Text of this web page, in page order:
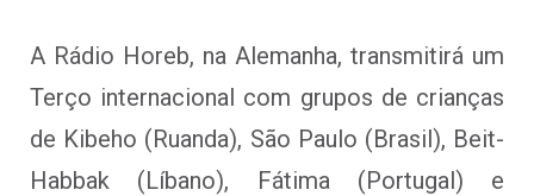
A Rádio Horeb, na Alemanha, transmitirá um
Terço internacional com grupos de crianças
de Kibeho (Ruanda), São Paulo (Brasil), Beit-
Habbak (Líbano), Fátima (Portugal) e